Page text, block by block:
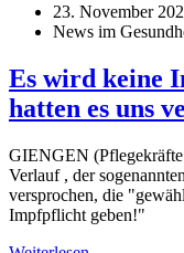
23. November
News im
Es wird keine
hatten es uns
GIENGEN
Verlauf , der
versprochen, die
Impfpflicht geben!"